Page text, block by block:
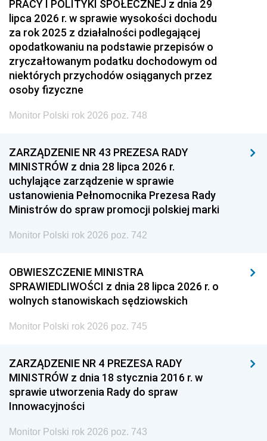
PRACY I POLITYKI SPOŁECZNEJ z dnia 29
lipca 2026 r. w sprawie wysokości dochodu
za rok 2025 z działalności podlegającej
opodatkowaniu na podstawie przepisów o
zryczałtowanym podatku dochodowym od
niektórych przychodów osiąganych przez
osoby fizyczne
Monitor Polski rok 2026 poz. 748
ZARZĄDZENIE NR 43 PREZESA RADY
MINISTRÓW z dnia 28 lipca 2026 r.
uchylające zarządzenie w sprawie
ustanowienia Pełnomocnika Prezesa Rady
Ministrów do spraw promocji polskiej marki
Monitor Polski rok 2026 poz. 742
OBWIESZCZENIE MINISTRA
SPRAWIEDLIWOŚCI z dnia 28 lipca 2026 r. o
wolnych stanowiskach sędziowskich
Monitor Polski rok 2026 poz. 745
ZARZĄDZENIE NR 4 PREZESA RADY
MINISTRÓW z dnia 18 stycznia 2016 r. w
sprawie utworzenia Rady do spraw
Innowacyjności
Monitor Polski rok 2026 poz. 743